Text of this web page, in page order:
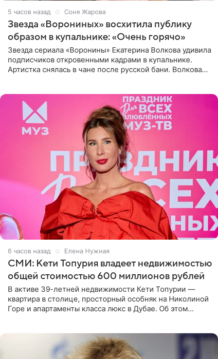
5 часов назад Соня Жарова
Звезда «Ворониных» восхитила публику
образом в купальнике: «Очень горячо»
Звезда сериала «Воронины» Екатерина Волкова удивила
подписчиков откровенными кадрами в купальнике.
Артистка снялась в чане после русской бани. Волкова
6 часов назад Елена Нужная
СМИ: Кети Топурия владеет недвижимостью
общей стоимостью 600 миллионов рублей
В активе 39-летней недвижимости Кети Топурии —
квартира в столице, просторный особняк на Николиной
Горе и апартаменты класса люкс в Дубае. Об этом